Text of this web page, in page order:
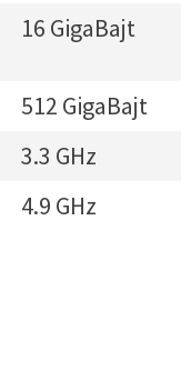
16 GigaBajt
512 GigaBajt
3.3 GHz
4.9 GHz